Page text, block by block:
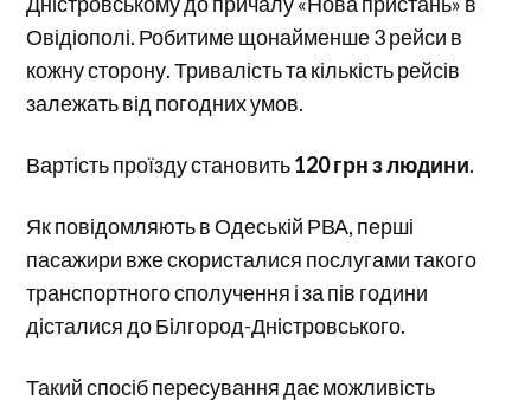
Овідіополі. Робитиме щонайменше 3 рейси в
кожну сторону. Тривалість та кількість рейсів
залежать від погодних умов.
Вартість проїзду становить120 грн з людини.
Як повідомляють в Одеській РВА, перші
пасажири вже скористалися послугами такого
транспортного сполучення і за пів години
дісталися до Білгород-Дністровського.
Такий спосіб пересування дає можливість